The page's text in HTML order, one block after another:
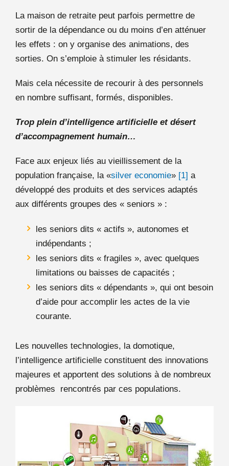
La maison de retraite peut parfois permettre de
sortir de la dépendance ou du moins d’en atténuer
les effets : on y organise des animations, des
sorties. On s’emploie à stimuler les résidants.
Mais cela nécessite de recourir à des personnels
en nombre suffisant, formés, disponibles.
Trop plein d’intelligence artificielle et désert
d’accompagnement humain…
Face aux enjeux liés au vieillissement de la
population française, la «silver economie» [1] a
développé des produits et des services adaptés
aux différents groupes des « seniors » :
les seniors dits « actifs », autonomes et
indépendants ;
les seniors dits « fragiles », avec quelques
limitations ou baisses de capacités ;
les seniors dits « dépendants », qui ont besoin
d’aide pour accomplir les actes de la vie
courante.
Les nouvelles technologies, la domotique,
l’intelligence artificielle constituent des innovations
majeures et apportent des solutions à de nombreux
problèmes rencontrés par ces populations.